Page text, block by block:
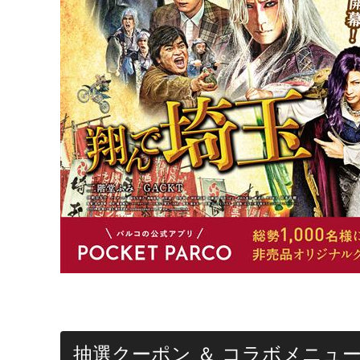
抽選クーポン ＆ コラボメニュ